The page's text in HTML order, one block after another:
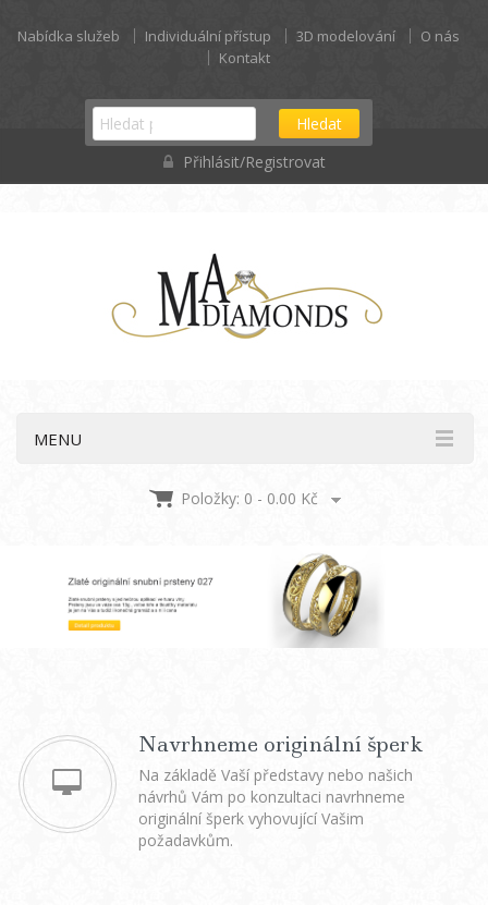
Nabídka služeb Individuální přístup 3D modelování
O nás
Kontakt
Hledat
Přihlásit/Registrovat
MENU
Položky: 0 - 0.00 Kč
Navrhneme originální šperk
Na základě Vaší představy nebo našich
návrhů Vám po konzultaci navrhneme
originální šperk vyhovující Vašim
požadavkům.